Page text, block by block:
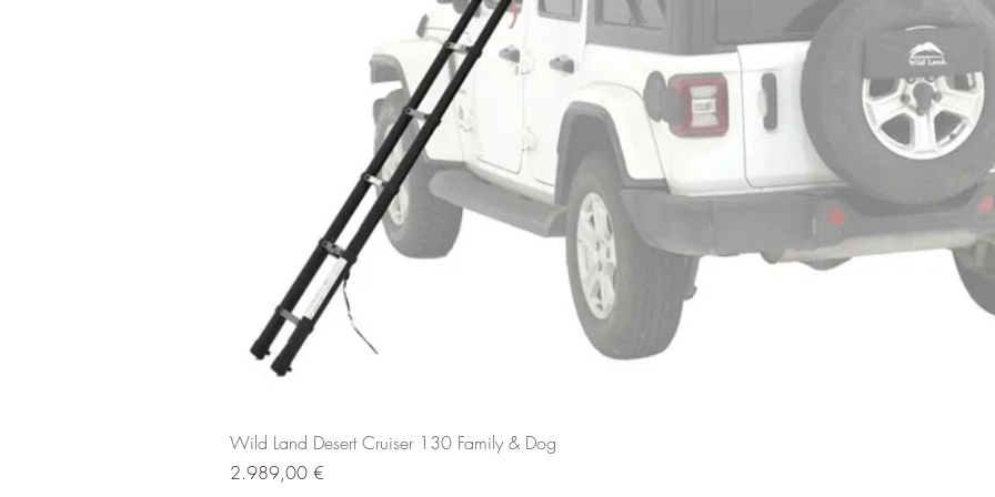
Wild Land Desert Cruiser 130 Family & Dog
Preis
2.989,00 €